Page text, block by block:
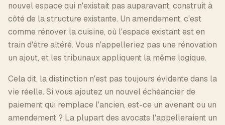
nouvel espace qui n'existait pas auparavant, construit à
côté de la structure existante. Un amendement, c'est
comme rénover la cuisine, où l'espace existant est en
train d'être altéré. Vous n'appelleriez pas une rénovation
un ajout, et les tribunaux appliquent la même logique.
Cela dit, la distinction n'est pas toujours évidente dans la
vie réelle. Si vous ajoutez un nouvel échéancier de
paiement qui remplace l'ancien, est-ce un avenant ou un
amendement ? La plupart des avocats l'appelleraient un